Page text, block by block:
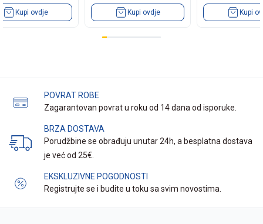
Kupi ovdje Kupi ovdje Kupi
POVRAT ROBE
Zagarantovan povrat u roku od 14 dana od isporuke.
BRZA DOSTAVA
Porudžbine se obrađuju unutar 24h, a besplatna dostava
je već od 25€.
EKSKLUZIVNE POGODNOSTI
Registrujte se i budite u toku sa svim novostima.